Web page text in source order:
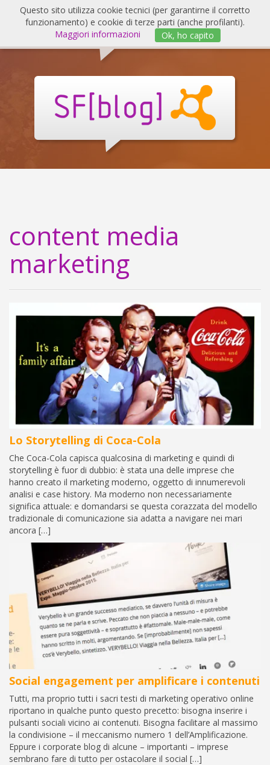
Salta
contenuto
Blog
content media
marketing
Lo Storytelling di Coca-Cola
Che Coca-Cola capisca qualcosina di marketing e quindi di
storytelling è fuor di dubbio: è stata una delle imprese che
hanno creato il marketing moderno, oggetto di innumerevoli
analisi e case history. Ma moderno non necessariamente
significa attuale: e domandarsi se questa corazzata del modello
tradizionale di comunicazione sia adatta a navigare nei mari
ancora […]
Social engagement per amplificare i contenuti
Tutti, ma proprio tutti i sacri testi di marketing operativo online
riportano in qualche punto questo precetto: bisogna inserire i
pulsanti sociali vicino ai contenuti. Bisogna facilitare al massimo
la condivisione – il meccanismo numero 1 dell’Amplificazione.
Eppure i corporate blog di alcune – importanti – imprese
sembrano fare di tutto per ostacolare il social […]
Questo sito utilizza cookie tecnici (per garantirne il corretto
funzionamento) e cookie di terze parti (anche profilanti).
Maggiori informazioni
Ok, ho capito